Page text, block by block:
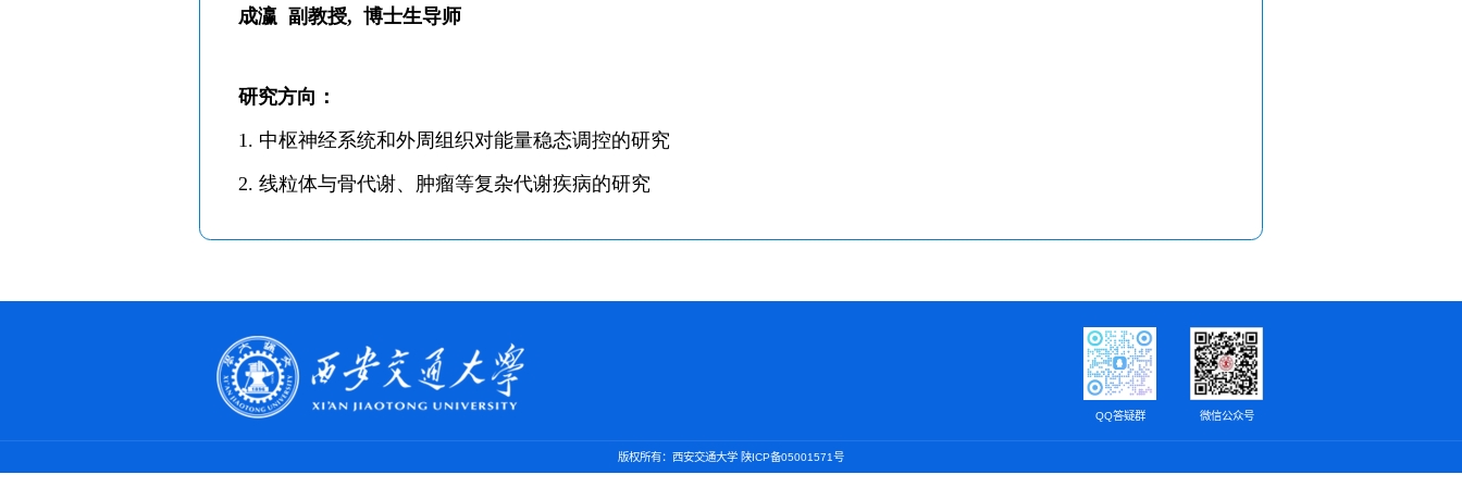
QQ答疑群 微信公众号
版权所有：西安交通大学 陕ICP备05001571号